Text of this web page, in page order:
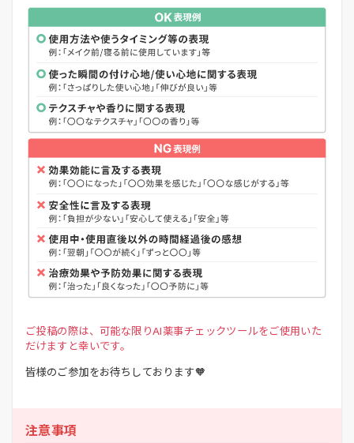
ご投稿の際は、可能な限りAI薬事チェックツールをご使用いた
だけますと幸いです。
皆様のご参加をお待ちしております🧡
注意事項